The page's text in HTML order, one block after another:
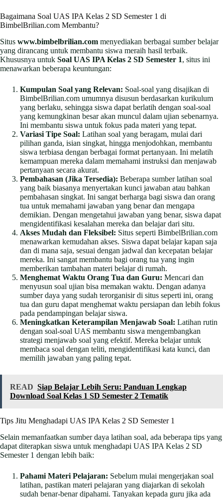
Bagaimana Soal UAS IPA Kelas 2 SD Semester 1 di
BimbelBrilian.com Membantu?
Situs www.bimbelbrilian.com menyediakan berbagai sumber belajar
yang dirancang untuk membantu siswa meraih hasil terbaik.
Khususnya untuk Soal UAS IPA Kelas 2 SD Semester 1, situs ini
menawarkan beberapa keuntungan:
Kumpulan Soal yang Relevan: Soal-soal yang disajikan di
BimbelBrilian.com umumnya disusun berdasarkan kurikulum
yang berlaku, sehingga siswa dapat berlatih dengan soal-soal
yang kemungkinan besar akan muncul dalam ujian sebenarnya.
Ini membantu siswa untuk fokus pada materi yang tepat.
Variasi Tipe Soal: Latihan soal yang beragam, mulai dari
pilihan ganda, isian singkat, hingga menjodohkan, membantu
siswa terbiasa dengan berbagai format pertanyaan. Ini melatih
kemampuan mereka dalam memahami instruksi dan menjawab
pertanyaan secara akurat.
Pembahasan (Jika Tersedia): Beberapa sumber latihan soal
yang baik biasanya menyertakan kunci jawaban atau bahkan
pembahasan singkat. Ini sangat berharga bagi siswa dan orang
tua untuk memahami jawaban yang benar dan mengapa
demikian. Dengan mengetahui jawaban yang benar, siswa dapat
mengidentifikasi kesalahan mereka dan belajar dari situ.
Akses Mudah dan Fleksibel: Situs seperti BimbelBrilian.com
menawarkan kemudahan akses. Siswa dapat belajar kapan saja
dan di mana saja, sesuai dengan jadwal dan kecepatan belajar
mereka. Ini sangat membantu bagi orang tua yang ingin
memberikan tambahan materi belajar di rumah.
Menghemat Waktu Orang Tua dan Guru: Mencari dan
menyusun soal ujian bisa memakan waktu. Dengan adanya
sumber daya yang sudah terorganisir di situs seperti ini, orang
tua dan guru dapat menghemat waktu persiapan dan lebih fokus
pada pendampingan belajar siswa.
Meningkatkan Keterampilan Menjawab Soal: Latihan rutin
dengan soal-soal UAS membantu siswa mengembangkan
strategi menjawab soal yang efektif. Mereka belajar untuk
membaca soal dengan teliti, mengidentifikasi kata kunci, dan
memilih jawaban yang paling tepat.
READ Siap Belajar Lebih Seru: Panduan Lengkap
Download Soal Kelas 1 SD Semester 2 Tematik
Tips Jitu Menghadapi UAS IPA Kelas 2 SD Semester 1
Selain memanfaatkan sumber daya latihan soal, ada beberapa tips yang
dapat diterapkan siswa untuk menghadapi UAS IPA Kelas 2 SD
Semester 1 dengan lebih baik:
Pahami Materi Pelajaran: Sebelum mulai mengerjakan soal
latihan, pastikan materi pelajaran yang diajarkan di sekolah
sudah benar-benar dipahami. Tanyakan kepada guru jika ada